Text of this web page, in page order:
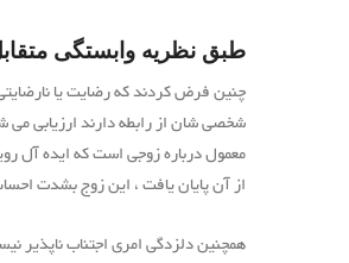
طبق نظریه وابستگی
چنین فرض کردند که رضایت یا
شخصی شان از رابطه دارند ارزیابی می
معمول درباره زوجی است که ایده آل
از آن پایان یافت ، این زوج بشدت
همچنین دلزدگی امری اجتناب ناپذیر